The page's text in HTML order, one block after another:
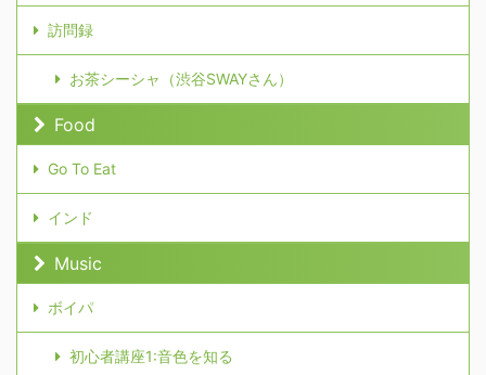
訪問録
お茶シーシャ（渋谷SWAYさん）
Food
Go To Eat
インド
Music
ボイパ
初心者講座1:音色を知る